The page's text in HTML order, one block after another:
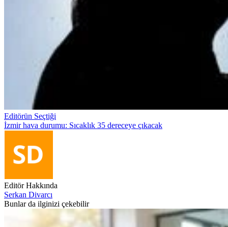
Editörün Seçtiği
İzmir hava durumu: Sıcaklık 35 dereceye çıkacak
Editör Hakkında
Serkan Divarcı
Bunlar da ilginizi çekebilir